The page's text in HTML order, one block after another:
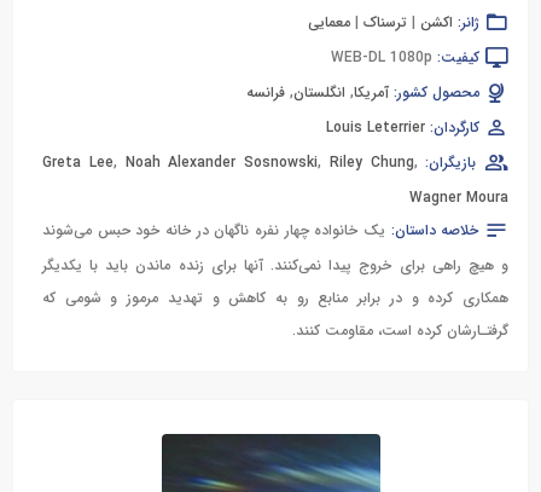
ژانر: اکشن | ترسناک | معمایی
کیفیت: WEB-DL 1080p
محصول کشور: آمریکا, انگلستان, فرانسه
کارگردان: Louis Leterrier
بازیگران:
Greta Lee, Noah Alexander Sosnowski, Riley Chung,
Wagner Moura
خلاصه داستان: یک خانواده چهار نفره ناگهان در خانه خود حبس می‌شوند
و هیچ راهی برای خروج پیدا نمی‌کنند. آنها برای زنده ماندن باید با یکدیگر
همکاری کرده و در برابر منابع رو به کاهش و تهدید مرموز و شومی که
گرفتـارشان کرده است، مقاومت کنند.